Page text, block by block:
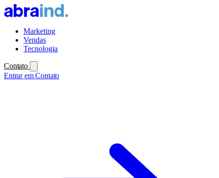
Marketing
Vendas
Tecnologia
Contato
Entrar em Contato